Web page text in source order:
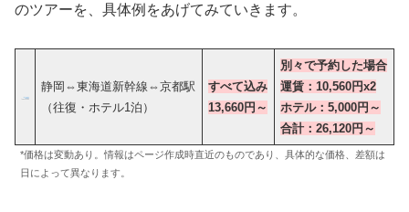
のツアーを、具体例をあげてみていきます。
静岡⇔東海道新幹線⇔京都駅
（往復・ホテル1泊）
すべて込み
13,660円～
別々で予約した場合
運賃：10,560円x2
ホテル：5,000円～
合計：26,120円 ～
*価格は変動あり。情報はページ作成時直近のものであり、具体的な価格、差額は
日によって異なります。